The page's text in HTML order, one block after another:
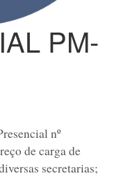
PM-
nº
de carga de
secretarias;